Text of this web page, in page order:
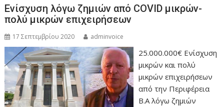
Ενίσχυση λόγω ζημιών από COVID μικρών-
πολύ μικρών επιχειρήσεων
17 Σεπτεμβρίου 2020 adminvoice
25.000.000€ Ενίσχυση
μικρών και πολύ
μικρών επιχειρήσεων
από την Περιφέρεια
Β.Α λόγω ζημιών